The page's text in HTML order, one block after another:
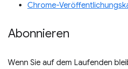
Chrome-
Abonnieren
Wenn Sie auf dem Laufenden